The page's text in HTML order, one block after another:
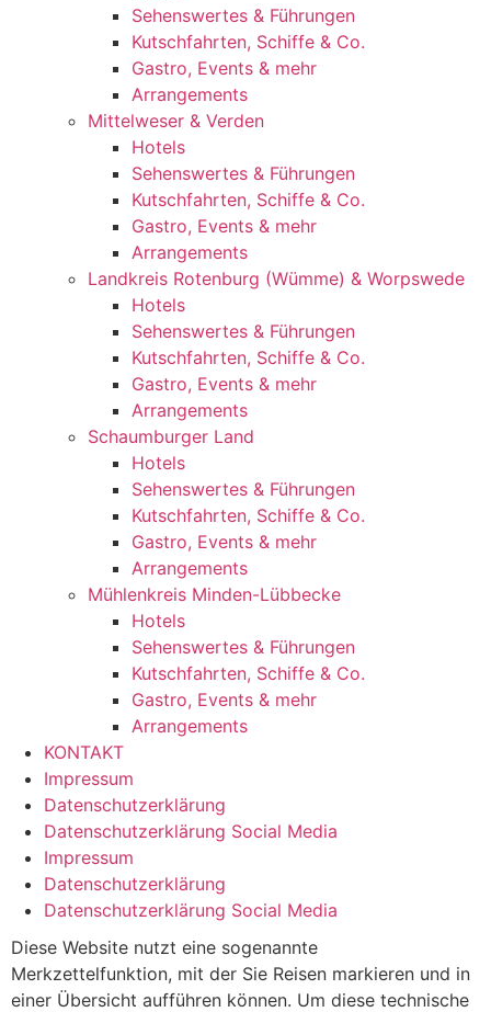
Sehenswertes & Führungen
Kutschfahrten, Schiffe & Co.
Gastro, Events & mehr
Arrangements
Mittelweser & Verden
Hotels
Sehenswertes & Führungen
Kutschfahrten, Schiffe & Co.
Gastro, Events & mehr
Arrangements
Landkreis Rotenburg (Wümme) & Worpswede
Hotels
Sehenswertes & Führungen
Kutschfahrten, Schiffe & Co.
Gastro, Events & mehr
Arrangements
Schaumburger Land
Hotels
Sehenswertes & Führungen
Kutschfahrten, Schiffe & Co.
Gastro, Events & mehr
Arrangements
Mühlenkreis Minden-Lübbecke
Hotels
Sehenswertes & Führungen
Kutschfahrten, Schiffe & Co.
Gastro, Events & mehr
Arrangements
KONTAKT
Impressum
Datenschutzerklärung
Datenschutzerklärung Social Media
Impressum
Datenschutzerklärung
Datenschutzerklärung Social Media
Diese Website nutzt eine sogenannte
Merkzettelfunktion, mit der Sie Reisen markieren und in
einer Übersicht aufführen können. Um diese technische